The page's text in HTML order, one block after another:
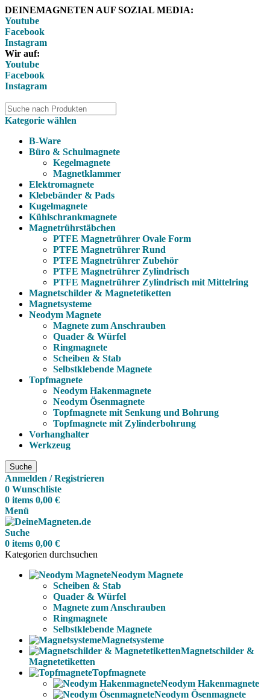
DEINEMAGNETEN AUF SOZIAL MEDIA:
Youtube
Facebook
Instagram
Wir auf:
Youtube
Facebook
Instagram
Kategorie wählen
B-Ware
Büro & Schulmagnete
Kegelmagnete
Magnetklammer
Elektromagnete
Klebebänder & Pads
Kugelmagnete
Kühlschrankmagnete
Magnetrührstäbchen
PTFE Magnetrührer Ovale Form
PTFE Magnetrührer Rund
PTFE Magnetrührer Zubehör
PTFE Magnetrührer Zylindrisch
PTFE Magnetrührer Zylindrisch mit Mittelring
Magnetschilder & Magnetetiketten
Magnetsysteme
Neodym Magnete
Magnete zum Anschrauben
Quader & Würfel
Ringmagnete
Scheiben & Stab
Selbstklebende Magnete
Topfmagnete
Neodym Hakenmagnete
Neodym Ösenmagnete
Topfmagnete mit Senkung und Bohrung
Topfmagnete mit Zylinderbohrung
Vorhanghalter
Werkzeug
Suche
Anmelden / Registrieren
0 Wunschliste
0 items 0,00 €
Menü
Suche
0 items 0,00 €
Kategorien durchsuchen
Neodym Magnete
Scheiben & Stab
Quader & Würfel
Magnete zum Anschrauben
Ringmagnete
Selbstklebende Magnete
Magnetsysteme
Magnetschilder &
Magnetetiketten
Topfmagnete
Neodym Hakenmagnete
Neodym Ösenmagnete